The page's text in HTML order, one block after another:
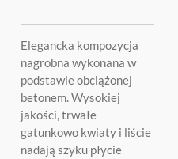
Elegancka kompozycja
nagrobna wykonana w
podstawie obciążonej
betonem. Wysokiej
jakości, trwałe
gatunkowo kwiaty i liście
nadają szyku płycie